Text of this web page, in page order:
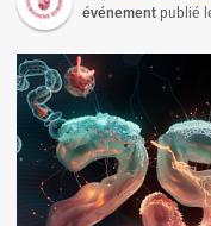
événement publié